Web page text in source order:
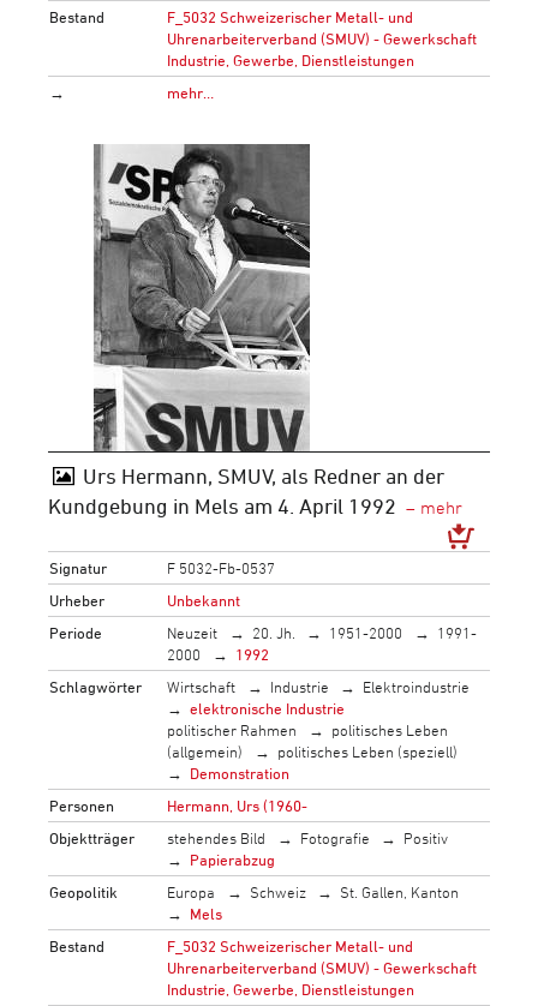
Bestand
F_5032 Schweizerischer Metall- und
Uhrenarbeiterverband (SMUV) - Gewerkschaft
Industrie, Gewerbe, Dienstleistungen
→
mehr…
Urs Hermann, SMUV, als Redner an der
Kundgebung in Mels am 4. April 1992
Signatur
F 5032-Fb-0537
Urheber
Unbekannt
Periode
Neuzeit 20. Jh. 1951-2000
1991-
2000
1992
Schlagwörter
Wirtschaft Industrie
Elektroindustrie
elektronische Industrie
politischer Rahmen
politisches Leben
(allgemein)
politisches Leben (speziell)
Demonstration
Personen
Hermann, Urs (1960-
Objektträger
stehendes Bild Fotografie
Positiv
Papierabzug
Geopolitik
Europa Schweiz
St. Gallen, Kanton
Mels
Bestand
F_5032 Schweizerischer Metall- und
Uhrenarbeiterverband (SMUV) - Gewerkschaft
Industrie, Gewerbe, Dienstleistungen